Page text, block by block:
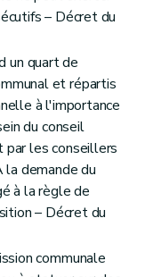
de faisabilité technique, environnementale et économique
étude de faisabilité technique, environnementale et économique est requise
environnementale et économique n'est pas requise
des bâtiments
– Décret du
un quart de
et répartis
à l'importance
du conseil
par les conseillers
la demande du
à la règle de
– Décret du
communale